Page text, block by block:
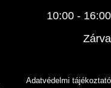
10:00 - 16:00
Zárva
Adatvédelmi tájékoztató